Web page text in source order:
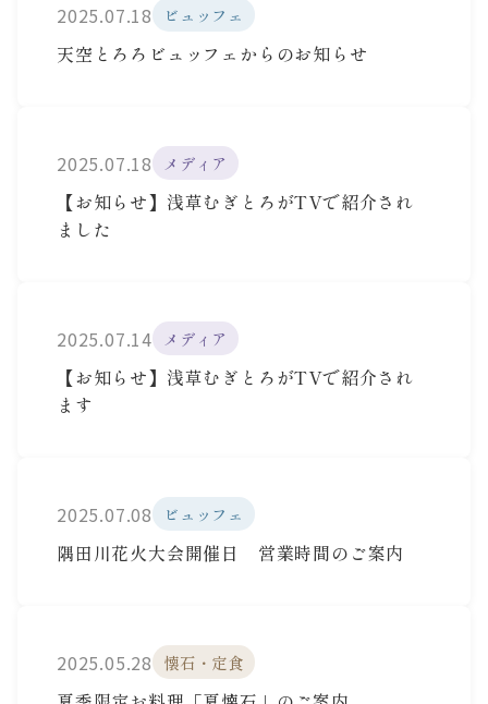
2025.07.18 ビュッフェ
天空とろろビュッフェからのお知らせ
2025.07.18 メディア
【お知らせ】浅草むぎとろがTVで紹介され
ました
2025.07.14 メディア
【お知らせ】浅草むぎとろがTVで紹介され
ます
2025.07.08 ビュッフェ
隅田川花火大会開催日 営業時間のご案内
2025.05.28 懐石・定食